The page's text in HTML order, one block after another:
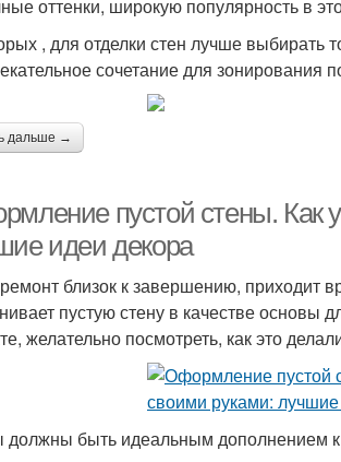
оттенки, широкую популярность в
, для отделки стен лучше выбирать
сочетание для
дальше →
пустой стены. Как
идеи декора
близок к завершению, приходит
пустую стену в качестве основы
желательно посмотреть, как это
должны быть идеальным дополнением к